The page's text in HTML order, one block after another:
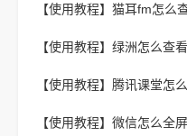
【使用教程】 猫耳fm怎么
【使用教程】 绿洲怎么查
【使用教程】
腾讯课堂怎
【使用教程】 微信怎么全